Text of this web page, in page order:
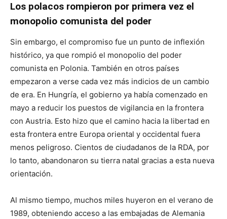
Los polacos rompieron por primera vez el
monopolio comunista del poder
Sin embargo, el compromiso fue un punto de inflexión
histórico, ya que rompió el monopolio del poder
comunista en Polonia. También en otros países
empezaron a verse cada vez más indicios de un cambio
de era. En Hungría, el gobierno ya había comenzado en
mayo a reducir los puestos de vigilancia en la frontera
con Austria. Esto hizo que el camino hacia la libertad en
esta frontera entre Europa oriental y occidental fuera
menos peligroso. Cientos de ciudadanos de la RDA, por
lo tanto, abandonaron su tierra natal gracias a esta nueva
orientación.
Al mismo tiempo, muchos miles huyeron en el verano de
1989, obteniendo acceso a las embajadas de Alemania